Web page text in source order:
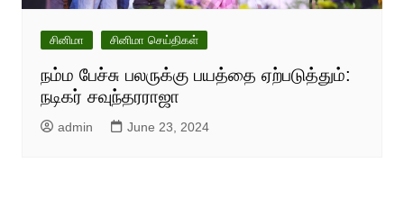
சினிமா சினிமா செய்திகள்
நம்ம பேச்சு பலருக்கு பயத்தை ஏற்படுத்தும்:
நடிகர் சவுந்தரராஜா
admin June 23, 2024